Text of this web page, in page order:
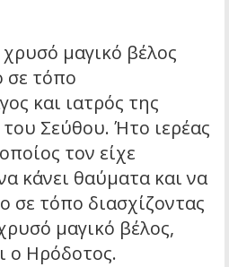
μαγικό βέλος
σε τόπο
και ιατρός της
Σεύθου. Ήτο ιερέας
τον είχε
κάνει θαύματα και να
σε τόπο διασχίζοντας
μαγικό βέλος,
ο Ηρόδοτος.